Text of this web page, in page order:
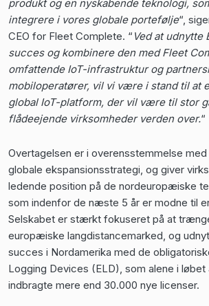
produkt og en nyskabende teknologi,
integrere i vores globale portefølje“,
CEO for Fleet Complete. “ Ved at udnytte
succes og kombinere den med Fleet
omfattende IoT-infrastruktur og
mobiloperatører, vil vi være i stand til at
global IoT-platform, der vil være til stor
flådeejende virksomheder verden over.“
Overtagelsen er i overensstemmelse
globale ekspansionsstrategi, og giver
ledende position på de nordeuropæiske
som indenfor de næste 5 år er modne til
Selskabet er stærkt fokuseret på at
europæiske langdistancemarked, og
succes i Nordamerika med de
Logging Devices (ELD), som alene i løbet
indbragte mere end 30.000 nye licenser.